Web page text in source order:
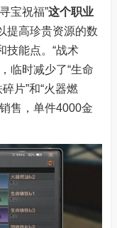
宝祝福”这个职业
提高珍贵资源的数
技能点。“战术
临时减少了“生命
片”和“火器燃
售，单件4000金